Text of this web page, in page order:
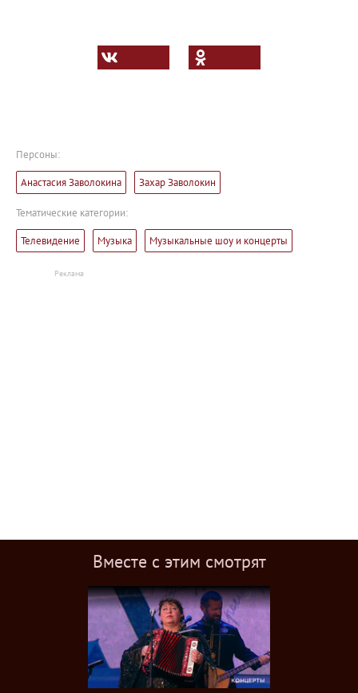
Персоны:
Анастасия Заволокина Захар Заволокин
Тематические категории:
Телевидение Музыка Музыкальные шоу и концерты
Вместе с этим смотрят